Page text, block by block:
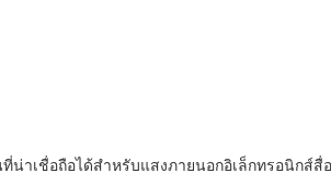
น่าเชื่อถือได้สําหรับแสงภายนอกอิเล็กทรอนิกส์สื่